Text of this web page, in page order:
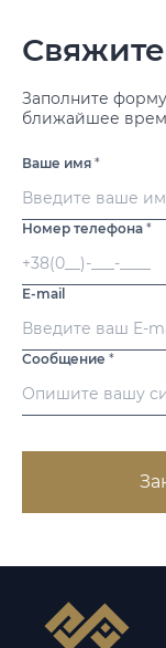
Заполните
ближайшее
Ваше имя *
Номер телефона *
E-mail
Сообщение *